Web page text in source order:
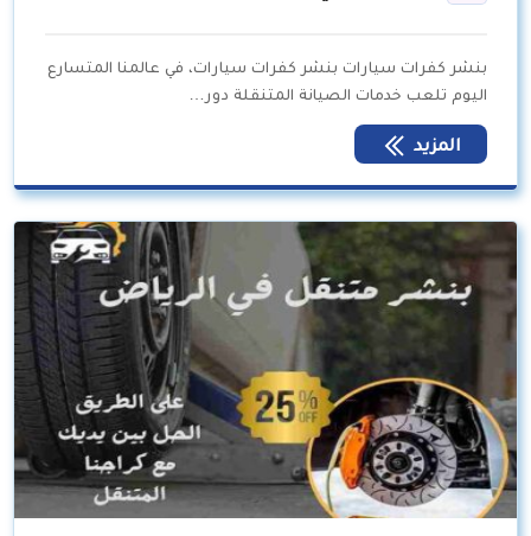
بنشر كفرات سيارات بنشر كفرات سيارات، في عالمنا المتسارع
اليوم تلعب خدمات الصيانة المتنقلة دور…
المزيد